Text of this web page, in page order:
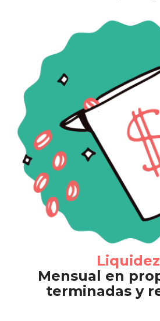
Mensual en
terminadas y